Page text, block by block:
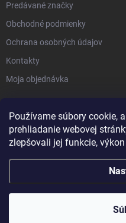
Používame súbory cookie,
prehliadanie webovej
zlepšovali jej funkcie,
Predávané značky
Obchodné podmienky
Ochrana osobných údajov
Kontakty
Moja objednávka
Svet